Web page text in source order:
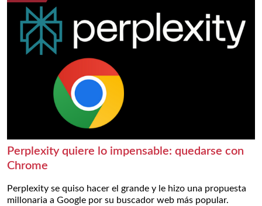
Perplexity quiere lo impensable: quedarse con
Chrome
Perplexity se quiso hacer el grande y le hizo una propuesta
millonaria a Google por su buscador web más popular.